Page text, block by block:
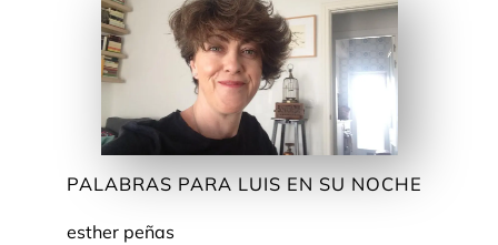
PALABRAS PARA LUIS EN SU NOCHE
esther peñas